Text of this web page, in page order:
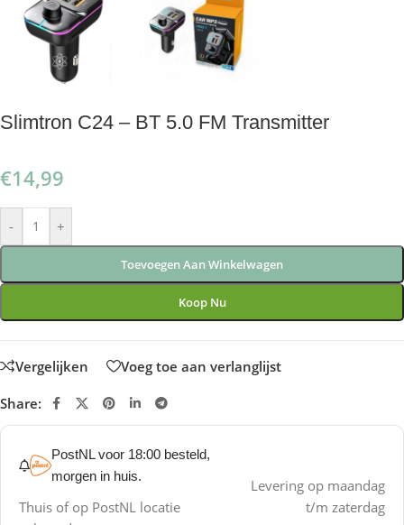
Slimtron C24 – BT 5.0 FM Transmitter
€14,99
- +
Toevoegen Aan Winkelwagen
Koop Nu
Vergelijken Voeg toe aan verlanglijst
Share:
PostNL voor 18:00 besteld,
morgen in huis.
Thuis of op PostNL locatie
Levering op maandag
t/m zaterdag